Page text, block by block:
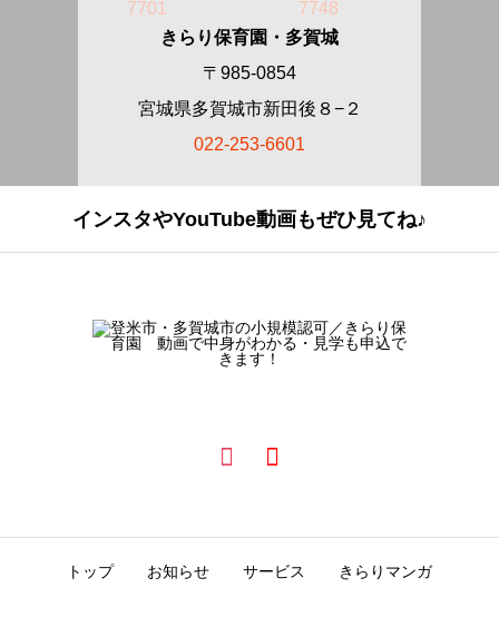
7701
7748
きらり保育園・多賀城
〒985-0854
宮城県多賀城市新田後８−２
022-253-6601
インスタやYouTube動画もぜひ見てね♪
トップ お知らせ サービス きらりマンガ